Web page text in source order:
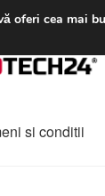
33 lei
si conditii
oferi cea mai